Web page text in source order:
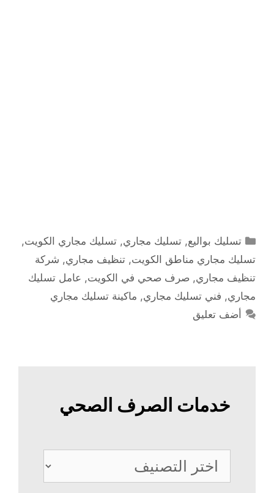
التصنيفات
تسليك بواليع,تسليك مجاري,تسليك مجاري الكويت,
تسليك مجاري مناطق الكويت, تنظيف مجاري, شركة
تنظيف مجاري, صرف صحي في الكويت, عامل تسليك
مجاري, فني تسليك مجاري, ماكينة تسليك مجاري
أضف تعليق
خدمات الصرف الصحي
خدمات
الصرف